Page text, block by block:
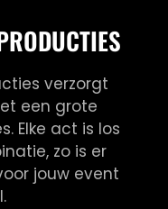
verzorgt
een grote
Elke act is los
zo is er
jouw event